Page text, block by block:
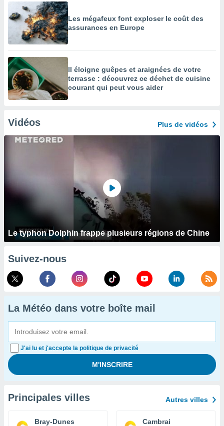
Les mégafeux font exploser le coût des
assurances en Europe
Il éloigne guêpes et araignées de votre
terrasse : découvrez ce déchet de cuisine
courant qui peut vous aider
Vidéos Plus de vidéos
Le typhon Dolphin frappe plusieurs régions de Chine
Suivez-nous
La Météo dans votre boîte mail
J'ai lu et j'accepte la politique de privacité
Principales villes Autres villes
Bray-Dunes Cambrai